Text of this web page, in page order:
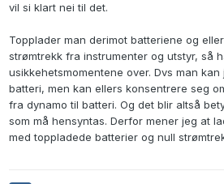
vil si klart nei til det.
Topplader man derimot batteriene og
strømtrekk fra instrumenter og utstyr, så
usikkehetsmomentene over. Dvs man
batteri, men kan ellers konsentrere seg
fra dynamo til batteri. Og det blir altså
som må hensyntas. Derfor mener jeg at
med toppladede batterier og null